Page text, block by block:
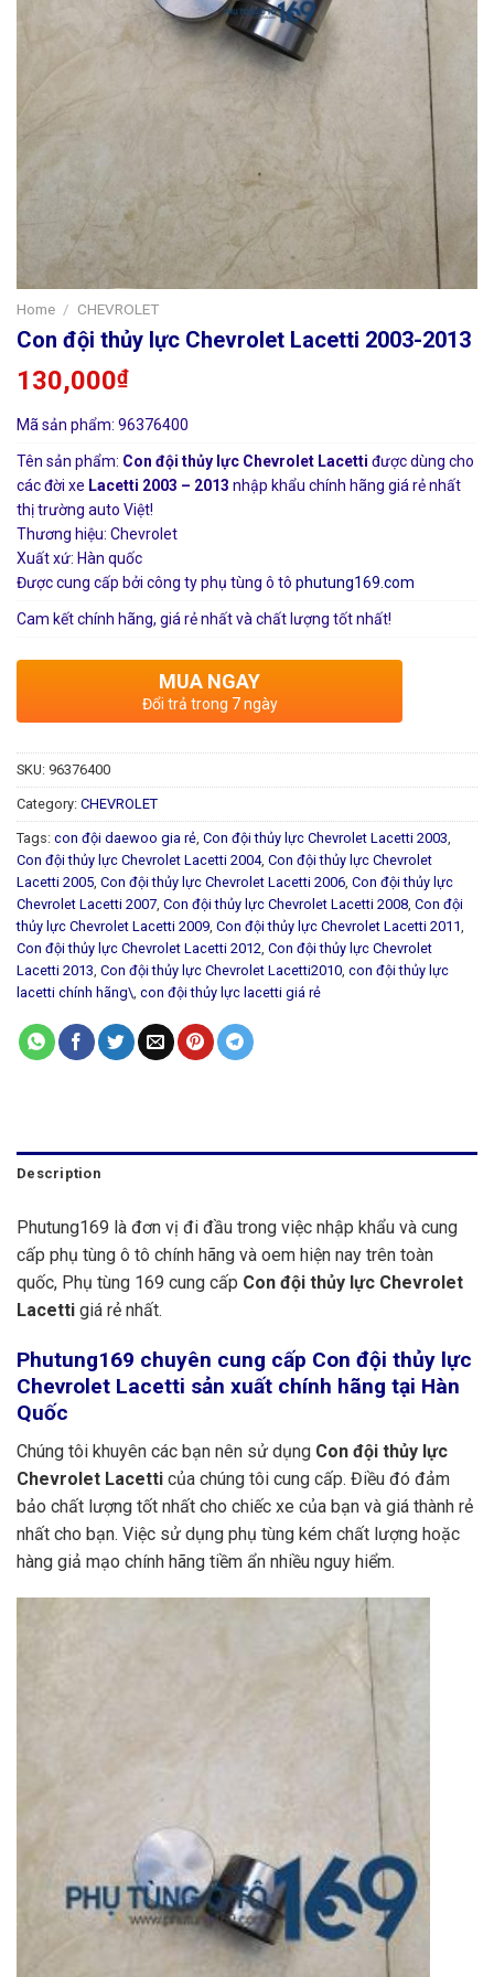
Home / CHEVROLET
Con đội thủy lực Chevrolet Lacetti 2003-2013
130,000₫
Mã sản phẩm: 96376400
Tên sản phẩm: Con đội thủy lực Chevrolet Lacetti được dùng cho
các đời xe Lacetti 2003 – 2013 nhập khẩu chính hãng giá rẻ nhất
thị trường auto Việt!
Thương hiệu: Chevrolet
Xuất xứ: Hàn quốc
Được cung cấp bởi công ty phụ tùng ô tô phutung169.com
Cam kết chính hãng, giá rẻ nhất và chất lượng tốt nhất!
MUA NGAY
Đổi trả trong 7 ngày
SKU: 96376400
Category: CHEVROLET
Tags: con đội daewoo gia rẻ, Con đội thủy lực Chevrolet Lacetti 2003,
Con đội thủy lực Chevrolet Lacetti 2004, Con đội thủy lực Chevrolet
Lacetti 2005, Con đội thủy lực Chevrolet Lacetti 2006, Con đội thủy lực
Chevrolet Lacetti 2007, Con đội thủy lực Chevrolet Lacetti 2008, Con đội
thủy lực Chevrolet Lacetti 2009, Con đội thủy lực Chevrolet Lacetti 2011,
Con đội thủy lực Chevrolet Lacetti 2012, Con đội thủy lực Chevrolet
Lacetti 2013, Con đội thủy lực Chevrolet Lacetti2010, con đội thủy lực
lacetti chính hãng\, con đội thủy lực lacetti giá rẻ
Description
Phutung169 là đơn vị đi đầu trong việc nhập khẩu và cung
cấp phụ tùng ô tô chính hãng và oem hiện nay trên toàn
quốc, Phụ tùng 169 cung cấp Con đội thủy lực Chevrolet
Lacetti giá rẻ nhất.
Phutung169 chuyên cung cấp Con đội thủy lực
Chevrolet Lacetti sản xuất chính hãng tại Hàn
Quốc
Chúng tôi khuyên các bạn nên sử dụng Con đội thủy lực
Chevrolet Lacetti của chúng tôi cung cấp. Điều đó đảm
bảo chất lượng tốt nhất cho chiếc xe của bạn và giá thành rẻ
nhất cho bạn. Việc sử dụng phụ tùng kém chất lượng hoặc
hàng giả mạo chính hãng tiềm ẩn nhiều nguy hiểm.